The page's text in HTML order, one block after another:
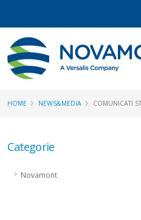
HOME NEWS&MEDIA COMUNICATI
Categorie
Novamont